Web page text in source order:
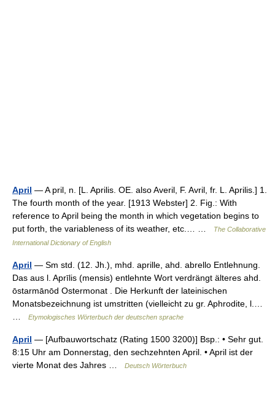
April — A pril, n. [L. Aprilis. OE. also Averil, F. Avril, fr. L. Aprilis.] 1.
The fourth month of the year. [1913 Webster] 2. Fig.: With
reference to April being the month in which vegetation begins to
put forth, the variableness of its weather, etc.… …
The Collaborative
International Dictionary of English
April — Sm std. (12. Jh.), mhd. aprille, ahd. abrello Entlehnung.
Das aus l. Aprīlis (mensis) entlehnte Wort verdrängt älteres ahd.
ōstarmānōd Ostermonat . Die Herkunft der lateinischen
Monatsbezeichnung ist umstritten (vielleicht zu gr. Aphrodite, l.…
Etymologisches Wörterbuch der deutschen sprache
April — [Aufbauwortschatz (Rating 1500 3200)] Bsp.: • Sehr gut.
8:15 Uhr am Donnerstag, den sechzehnten April. • April ist der
vierte Monat des Jahres …
Deutsch Wörterbuch